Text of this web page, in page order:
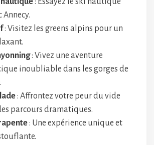
Annecy.
: Visitez les greens alpins pour un
: Vivez une aventure
inoubliable dans les gorges de
: Affrontez votre peur du vide
parcours dramatiques.
: Une expérience unique et